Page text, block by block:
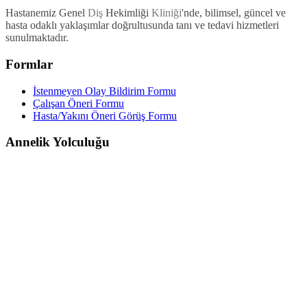
Hastanemiz Genel Diş Hekimliği Kliniği'nde, bilimsel, güncel ve
hasta odaklı yaklaşımlar doğrultusunda tanı ve tedavi hizmetleri
sunulmaktadır.
Formlar
İstenmeyen Olay Bildirim Formu
Çalışan Öneri Formu
Hasta/Yakını Öneri Görüş Formu
Annelik Yolculuğu